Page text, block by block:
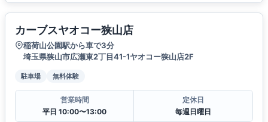
カーブスヤオコー狭山店
稲荷山公園駅から車で3分
埼玉県狭山市広瀬東2丁目41-1ヤオコー狭山店2F
駐車場 無料体験
営業時間
平日 10:00〜13:00
定休日
毎週日曜日